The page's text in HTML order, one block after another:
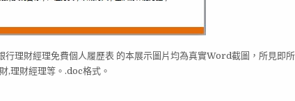
理財經理免費個人履歷表 的本展示圖片均為真實Word截圖，所見即
,理財經理等。.doc格式。